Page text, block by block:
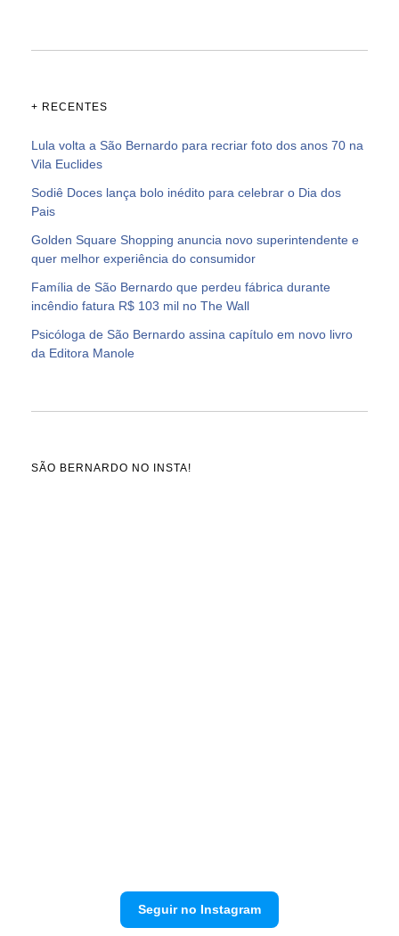
+ RECENTES
Lula volta a São Bernardo para recriar foto dos anos 70 na
Vila Euclides
Sodiê Doces lança bolo inédito para celebrar o Dia dos
Pais
Golden Square Shopping anuncia novo superintendente e
quer melhor experiência do consumidor
Família de São Bernardo que perdeu fábrica durante
incêndio fatura R$ 103 mil no The Wall
Psicóloga de São Bernardo assina capítulo em novo livro
da Editora Manole
SÃO BERNARDO NO INSTA!
Seguir no Instagram